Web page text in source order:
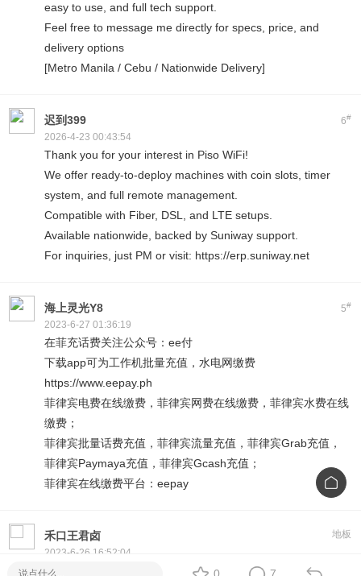
easy to use, and full tech support.
Feel free to message me directly for specs, price, and
delivery options
[Metro Manila / Cebu / Nationwide Delivery]
6#
迟到399
2026-4-23 00:43:54
Thank you for your interest in Piso WiFi!
We offer ready-to-deploy machines with coin slots, timer
system, and full remote management.
Compatible with Fiber, DSL, and LTE setups.
Available nationwide, backed by Suniway support.
For inquiries, just PM or visit: https://erp.suniway.net
5#
海上灵光Y8
2023-6-27 01:36:19
在菲充话费关注公众号：ee付
下载app可为工作机批量充值，水电网缴费
https://www.eepay.ph
菲律宾电费在线缴费，菲律宾网费在线缴费，菲律宾水费在线
缴费；
菲律宾批量话费充值，菲律宾流量充值，菲律宾Grab充值，
菲律宾Paymaya充值，菲律宾Gcash充值；
菲律宾在线缴费平台：eepay
地板
禾口王君卤
2023-6-26 16:52:04